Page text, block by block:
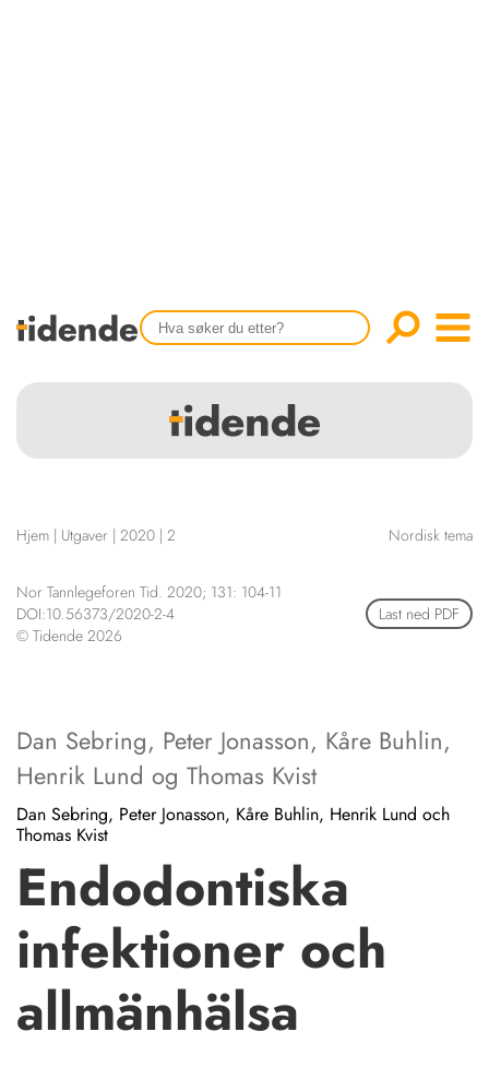
Tidligere utgaver
HENVISNINGER
KURSKALENDER
STILLINGER
KJØP & SALG
KONTAKT
Scientific articles
Publication and media
Hjem | Utgaver | 2020 | 2 Nordisk tema
Nor Tannlegeforen Tid. 2020; 131: 104-11
DOI:10.56373/2020-2-4
© Tidende 2026
Last ned PDF
Dan Sebring, Peter Jonasson, Kåre Buhlin,
Henrik Lund og Thomas Kvist
Dan Sebring, Peter Jonasson, Kåre Buhlin, Henrik Lund och
Thomas Kvist
Endodontiska
infektioner och
allmänhälsa